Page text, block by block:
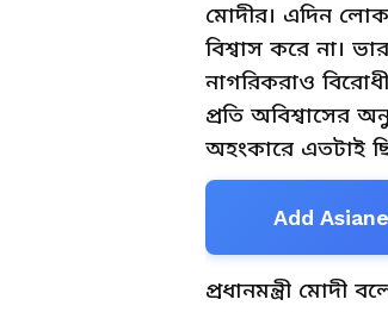
মোদীর। এদিন
বিশ্বাস করে না।
নাগরিকরাও
প্রতি অবিশ্বাসের
অহংকারে এতটাই
Add
প্রধানমন্ত্রী মোদী